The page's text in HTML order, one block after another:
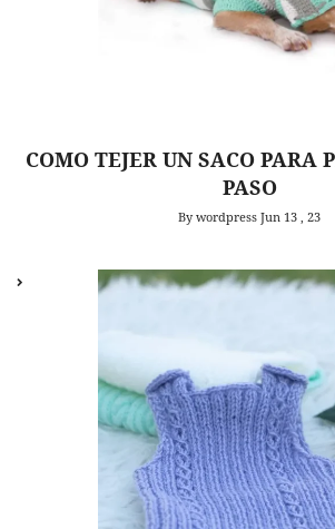
COMO TEJER UN SACO PARA
PASO
By wordpress Jun 13 , 23